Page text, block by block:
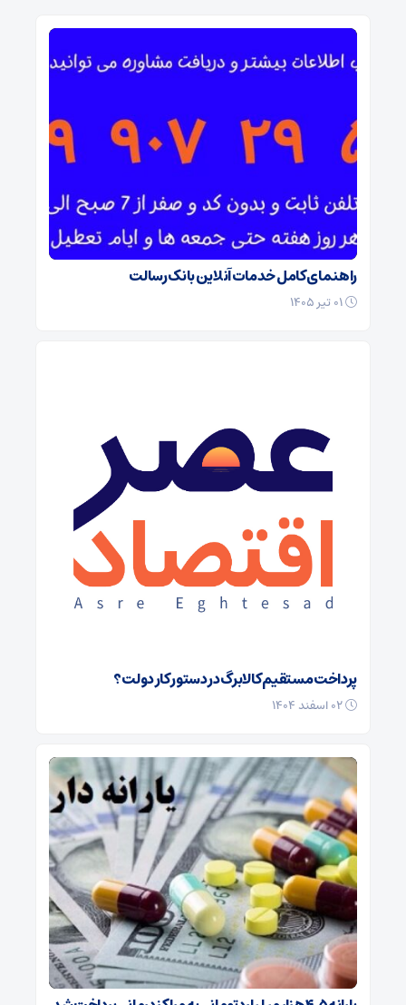
راهنمای کامل خدمات آنلاین بانک رسالت
پرداخت مستقیم کالابرگ در دستور کار دولت؟